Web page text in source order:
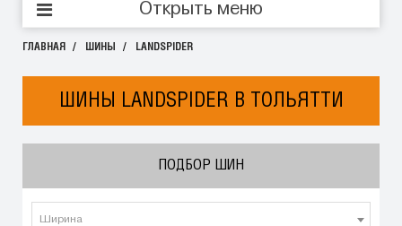
Открыть меню
ГЛАВНАЯ ШИНЫ LANDSPIDER
ШИНЫ LANDSPIDER В ТОЛЬЯТТИ
ПОДБОР ШИН
Ширина